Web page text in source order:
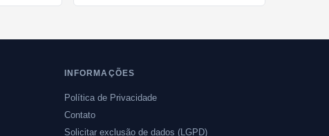
INFORMAÇÕES
Política de Privacidade
Contato
Solicitar exclusão de dados (LGPD)